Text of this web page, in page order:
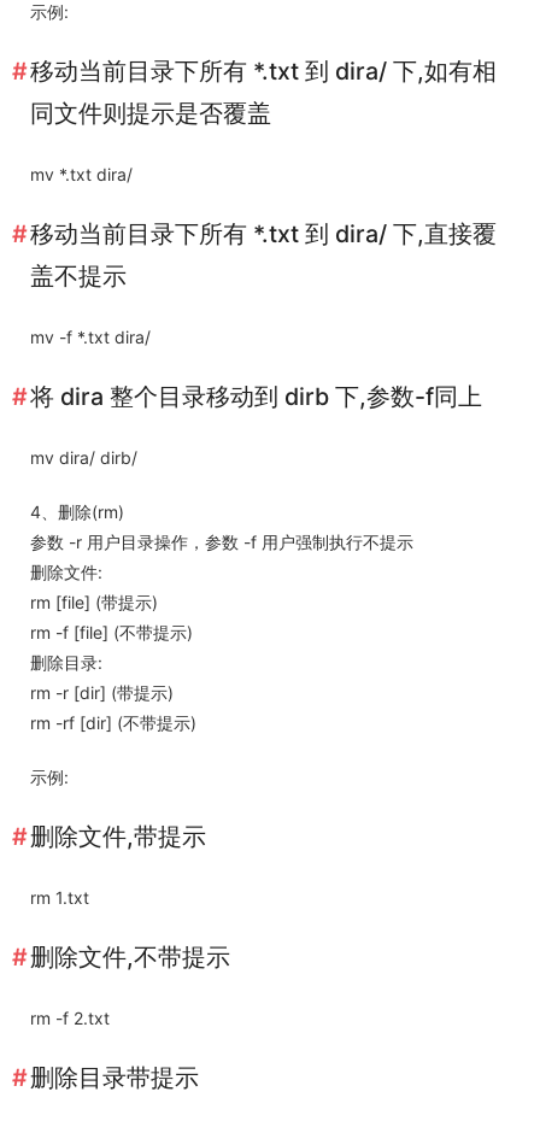
示例:
移动当前目录下所有 *.txt 到 dira/ 下,如有相
同文件则提示是否覆盖
mv *.txt dira/
移动当前目录下所有 *.txt 到 dira/ 下,直接覆
盖不提示
mv -f *.txt dira/
将 dira 整个目录移动到 dirb 下,参数-f同上
mv dira/ dirb/
4、删除(rm)
参数 -r 用户目录操作，参数 -f 用户强制执行不提示
删除文件:
rm [file] (带提示)
rm -f [file] (不带提示)
删除目录:
rm -r [dir] (带提示)
rm -rf [dir] (不带提示)
示例:
删除文件,带提示
rm 1.txt
删除文件,不带提示
rm -f 2.txt
删除目录带提示